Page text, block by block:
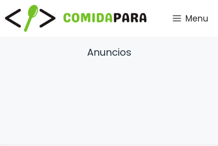
Saltar
al
contenido
Menu
Anuncios